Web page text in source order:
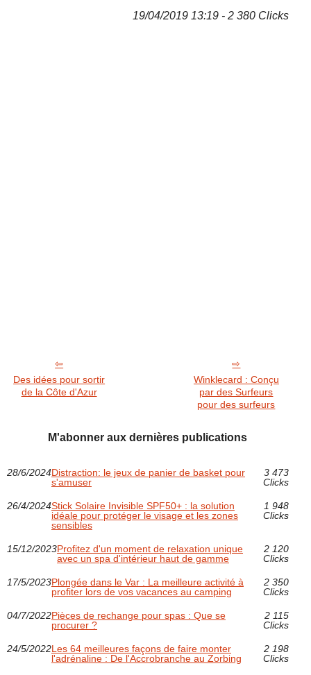
19/04/2019 13:19 - 2 380 Clicks
Des idées pour sortir
de la Côte d'Azur
Winklecard : Conçu
par des Surfeurs
pour des surfeurs
M'abonner aux dernières publications
28/6/2024Distraction: le jeux de panier de basket pour
s'amuser
3 473
Clicks
26/4/2024Stick Solaire Invisible SPF50+ : la solution
idéale pour protéger le visage et les zones
sensibles
1 948
Clicks
15/12/2023Profitez d'un moment de relaxation unique
avec un spa d'intérieur haut de gamme
2 120
Clicks
17/5/2023Plongée dans le Var : La meilleure activité à
profiter lors de vos vacances au camping
2 350
Clicks
04/7/2022Pièces de rechange pour spas : Que se
procurer ?
2 115
Clicks
24/5/2022Les 64 meilleures façons de faire monter
l'adrénaline : De l'Accrobranche au Zorbing
2 198
Clicks